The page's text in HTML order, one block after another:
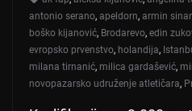
antonio serano, apeldorn, armin
boško kijanović, Brodarevo, edin
evropsko prvenstvo, holandija,
milana tirnanić, milica gardašević,
novopazarsko udruženje atletičara,